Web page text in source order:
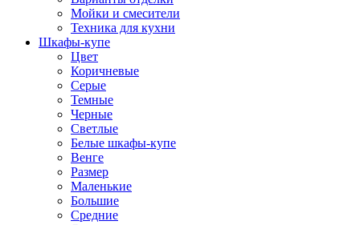
Мойки и смесители
Техника для кухни
Шкафы-купе
Цвет
Коричневые
Серые
Темные
Черные
Светлые
Белые шкафы-купе
Венге
Размер
Маленькие
Большие
Средние